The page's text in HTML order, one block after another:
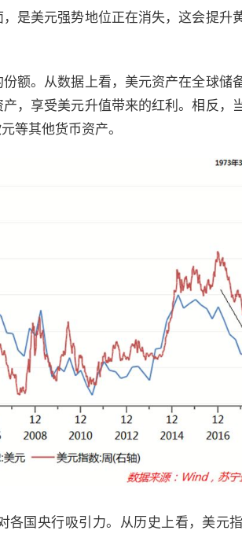
是美元强势地位正在消失，这会提升
额。从数据上看，美元资产在全球储
，享受美元升值带来的红利。相反，
等其他货币资产。
国央行吸引力。从历史上看，美元